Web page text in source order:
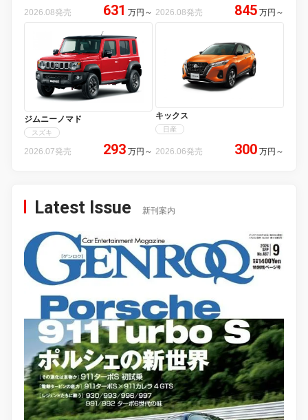
2026.08発売 631 万円 ～ 2026.08発売 845 万円 ～
ジムニーノマド
スズキ
2026.07発売 293 万円 ～
キックス
日産
2026.06発売 300 万円 ～
Latest Issue 新刊案内